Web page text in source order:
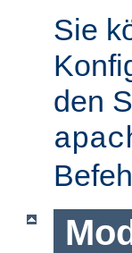
Sie
den